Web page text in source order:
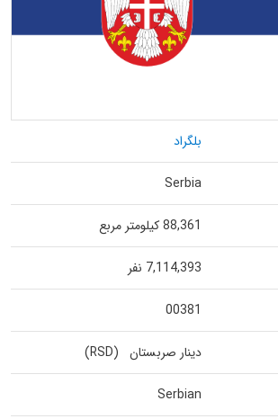
بلگراد
Serbia
88,361 کیلومتر مربع
7,114,393 نفر
00381
دینار صربستان (RSD)
Serbian